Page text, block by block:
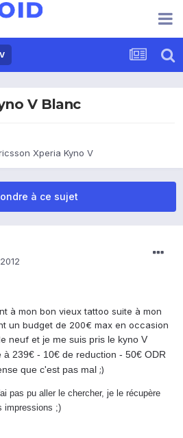
V Blanc
Xperia Kyno V
à ce sujet
à mon bon vieux tattoo suite à mon
un budget de 200€ max en occasion
neuf et je me suis pris le kyno V
à 239€ - 10€ de reduction - 50€ ODR
que c'est pas mal ;)
pas pu aller le chercher, je le récupère
impressions ;)